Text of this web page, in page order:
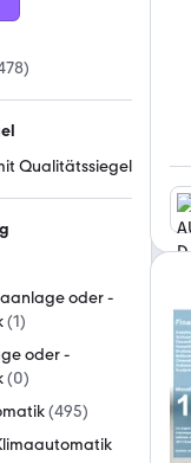
)
Qualitätssiegel
oder -
(1)
oder -
(0)
(495)